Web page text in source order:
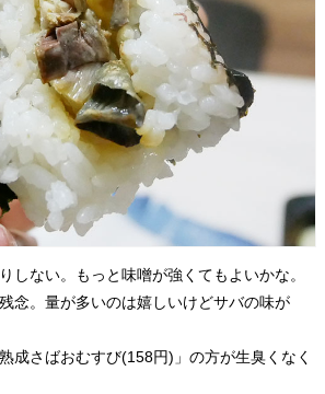
しない。もっと味噌が強くてもよいかな。
念。量が多いのは嬉しいけどサバの味が
成さばおむすび(158円)」の方が生臭くなく